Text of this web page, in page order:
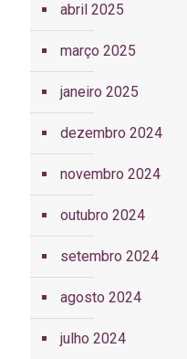
abril 2025
março 2025
janeiro 2025
dezembro 2024
novembro 2024
outubro 2024
setembro 2024
agosto 2024
julho 2024